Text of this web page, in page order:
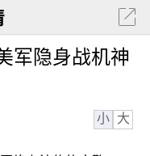
军隐身战机神
小 大